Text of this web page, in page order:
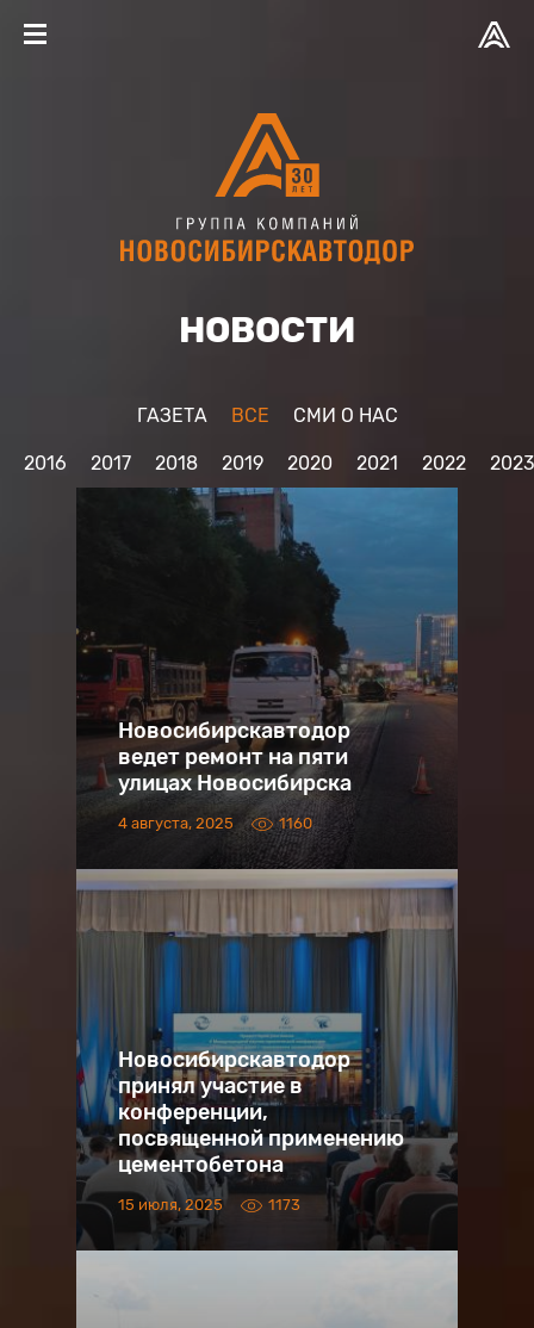
НОВОСТИ
ГАЗЕТА ВСЕ CМИ О НАС
2016 2017 2018 2019 2020 2021 2022 2023
Новосибирскавтодор
ведет ремонт на пяти
улицах Новосибирска
4 августа, 2025 1160
Новосибирскавтодор
принял участие в
конференции,
посвященной применению
цементобетона
15 июля, 2025 1173